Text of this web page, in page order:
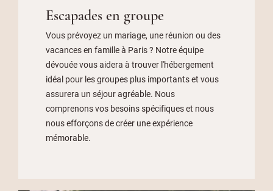
Escapades en groupe
Vous prévoyez un mariage, une réunion ou des
vacances en famille à Paris ? Notre équipe
dévouée vous aidera à trouver l'hébergement
idéal pour les groupes plus importants et vous
assurera un séjour agréable. Nous
comprenons vos besoins spécifiques et nous
nous efforçons de créer une expérience
mémorable.